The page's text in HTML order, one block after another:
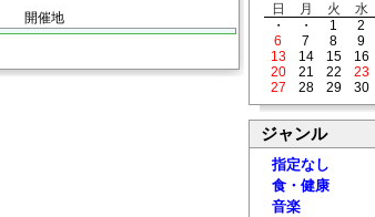
開催地
日
月 火 水
・
・ 1 2
6
7 8 9
13
14 15 16
20
21 22 23
27
28 29 30
ジャンル
指定なし
食・健康
音楽